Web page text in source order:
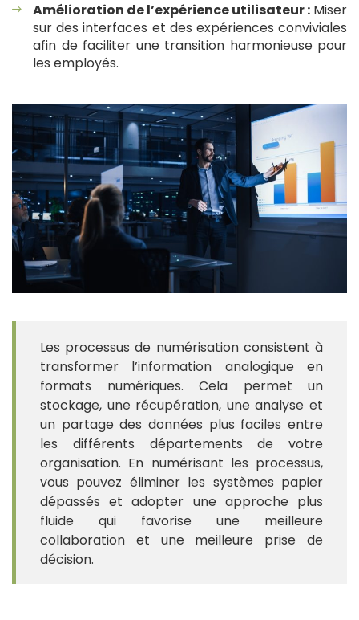
Amélioration de l’expérience utilisateur : Miser
sur des interfaces et des expériences conviviales
afin de faciliter une transition harmonieuse pour
les employés.
Les processus de numérisation consistent à
transformer l’information analogique en
formats numériques. Cela permet un
stockage, une récupération, une analyse et
un partage des données plus faciles entre
les différents départements de votre
organisation. En numérisant les processus,
vous pouvez éliminer les systèmes papier
dépassés et adopter une approche plus
fluide qui favorise une meilleure
collaboration et une meilleure prise de
décision.